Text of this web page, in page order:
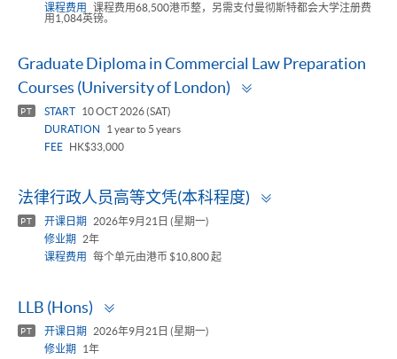
课程费用
课程费用68,500港币整，另需支付曼彻斯特都会大学注册费
用1,084英镑。
Graduate Diploma in Commercial Law Preparation
Courses (University of London)
PT START
10 OCT 2026 (SAT)
DURATION
1 year to 5 years
FEE
HK$33,000
法律行政人员高等文凭(本科程度)
PT 开课日期
2026年9月21日 (星期一)
修业期
2年
课程费用
每个单元由港币 $10,800 起
LLB (Hons)
PT 开课日期
2026年9月21日 (星期一)
修业期
1年